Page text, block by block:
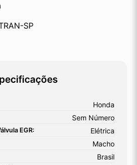
SP
Honda
Sem Número
EGR: Elétrica
Macho
Brasil